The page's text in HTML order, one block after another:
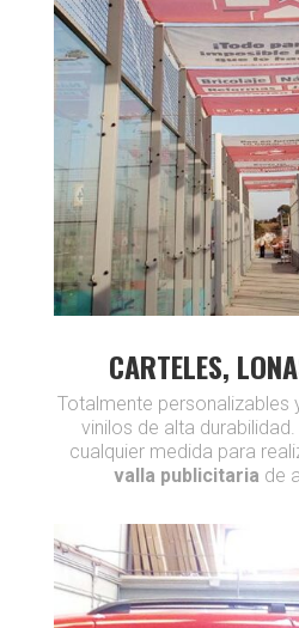
CARTELES,
Totalmente personalizables
vinilos de alta
cualquier medida para
valla publicitaria de